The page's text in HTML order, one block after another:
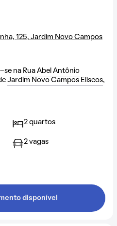
125, Jardim Novo Campos
se na Rua Abel Antônio
Jardim Novo Campos Eliseos,
2 quartos
2 vagas
disponível